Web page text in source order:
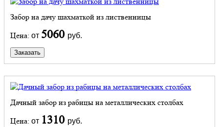
Забор на дачу шахматкой из лиственницы
Цена: от 5060 руб.
Заказать
Дачный забор из рабицы на металлических столбах
Цена: от 1310 руб.